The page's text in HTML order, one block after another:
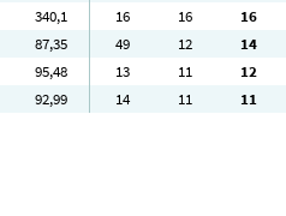
340,1 16 16 16
87,35 49 12 14
95,48 13 11 12
92,99 14 11 11